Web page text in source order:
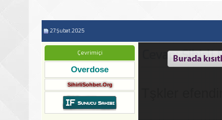
27.Şubat.2025
Çevrimiçi
Overdose
SihirliSohbet.Org
Cevap: Sihirli
Tşkler